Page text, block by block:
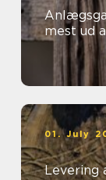
mest ud
01. July
Levering